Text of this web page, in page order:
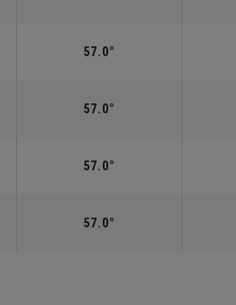
57.0°
57.0°
57.0°
57.0°